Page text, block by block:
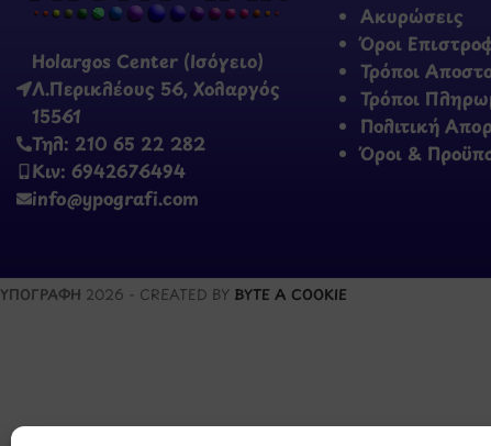
Holargos Center (Ισόγειο)
Λ.Περικλέους 56, Χολαργός
15561
Τηλ: 210 65 22 282
Κιν: 6942676494
info@ypografi.com
Ακυρώσεις
Όροι
Τρόποι
Τρόποι
Πολιτική
Όροι &
ΥΠΟΓΡΑΦΗ 2026 - CREATED BY BYTE A COOKIE